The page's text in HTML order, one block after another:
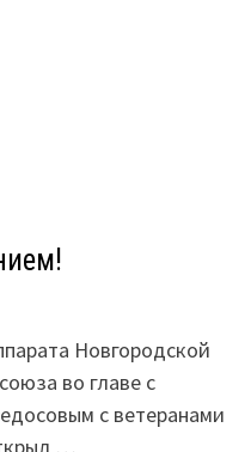
Новгородской
во главе с
с ветеранами
…